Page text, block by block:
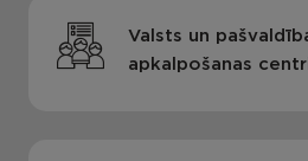
Valsts un
apkalpošanas